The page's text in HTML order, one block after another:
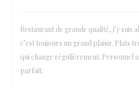
Restaurant de grande qualité, j’y suis
c’est toujours un grand plaisir. Plats
qui change régulièrement. Personnel
parfait.
Loco by